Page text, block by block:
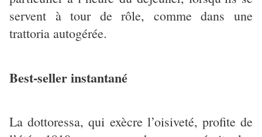
servent à tour de rôle, comme dans une
trattoria autogérée.
Best-seller instantané
La dottoressa, qui exècre l’oisiveté, profite de